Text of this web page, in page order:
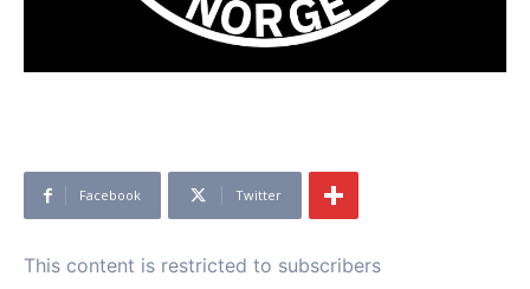
Facebook Twitter
This content is restricted to subscribers